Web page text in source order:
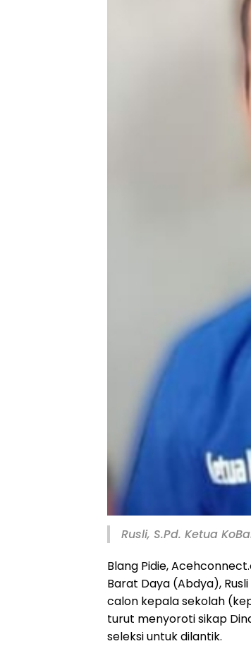
Rusli, S.Pd. Ketua
Blang Pidie,
Barat Daya (Abdya),
calon kepala sekolah
turut menyoroti sikap
seleksi untuk dilantik.